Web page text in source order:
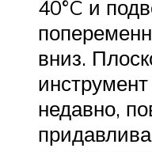
40°C и
вниз.
недавно,